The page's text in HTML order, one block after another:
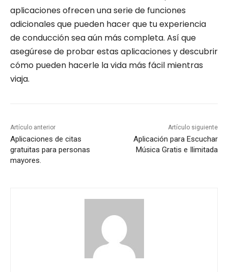
aplicaciones ofrecen una serie de funciones
adicionales que pueden hacer que tu experiencia
de conducción sea aún más completa. Así que
asegúrese de probar estas aplicaciones y descubrir
cómo pueden hacerle la vida más fácil mientras
viaja.
Artículo anterior
Aplicaciones de citas
gratuitas para personas
mayores.
Artículo siguiente
Aplicación para Escuchar
Música Gratis e Ilimitada